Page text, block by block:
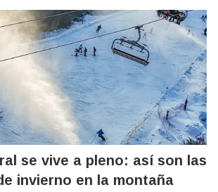
se vive a pleno: así son las
invierno en la montaña